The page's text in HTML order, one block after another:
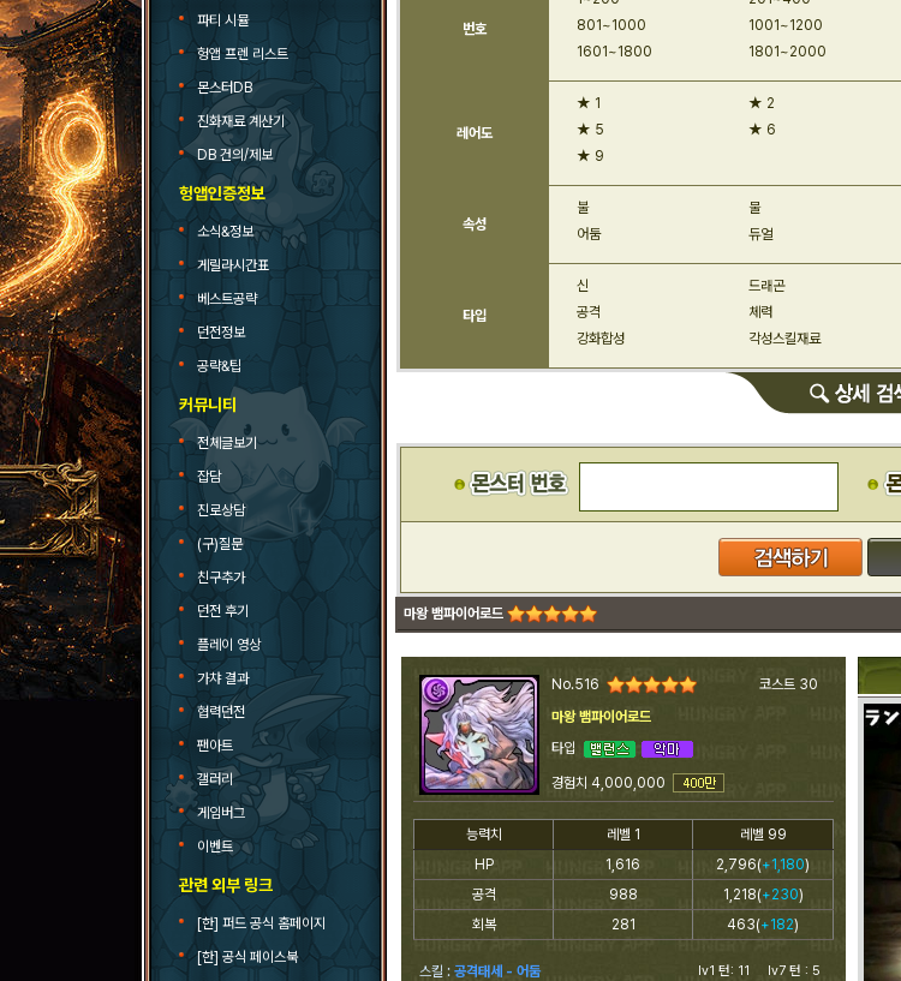
파티 시뮬
헝앱 프렌 리스트
몬스터DB
진화재료 계산기
DB 건의/제보
헝앱인증정보
소식&정보
게릴라시간표
베스트공략
던전정보
공략&팁
커뮤니티
전체글보기
잡담
진로상담
(구)질문
친구추가
던전 후기
플레이 영상
가챠 결과
협력던전
팬아트
갤러리
게임버그
이벤트
관련 외부 링크
[한] 퍼드 공식 홈페이지
[한] 공식 페이스북
번호
801~1000
1001~1200
1601~1800
1801~2000
레어도
★ 1 ★ 2
★ 5
★ 6
★ 9
속성
불 물
어둠
듀얼
타입
신 드래곤
공격
체력
강화합성
각성스킬재료
마왕 뱀파이어로드
No.516
코스트 30
마왕 뱀파이어로드
타입
경험치 4,000,000
능력치 레벨 1
레벨 99
HP
1,616 2,796(+1,180)
공격
988 1,218(+230)
회복
281 463(+182)
스킬 : 공격태세 - 어둠 lv1 턴: 11 lv7 턴 : 5